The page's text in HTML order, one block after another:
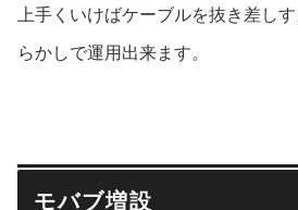
上手くいけばケーブルを抜き差し
らかしで運用出来ます。
モバブ増設